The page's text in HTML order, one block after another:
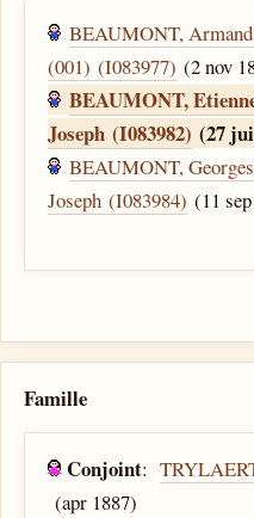
BEAUMONT,
(001) (I083977) (2 nov
BEAUMONT,
Joseph (I083982) (27
BEAUMONT,
Joseph (I083984) (11
Famille
Conjoint:
(apr 1887)